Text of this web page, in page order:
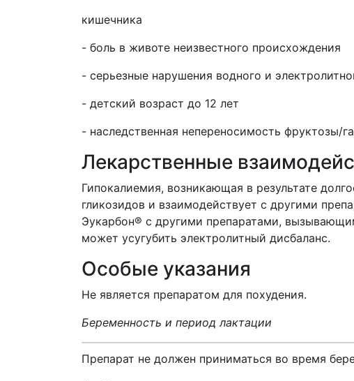
кишечника
- боль в животе неизвестного происхождения
- серьезные нарушения водного и
- детский возраст до 12 лет
- наследственная непереносимость фруктозы/
Лекарственные
Гипокалиемия, возникающая в результате
гликозидов и взаимодействует с другими
Эукарбон® с другими препаратами,
может усугубить электролитный дисбаланс.
Особые указания
Не является препаратом для похудения.
Беременность и период лактации
Препарат не должен приниматься во время